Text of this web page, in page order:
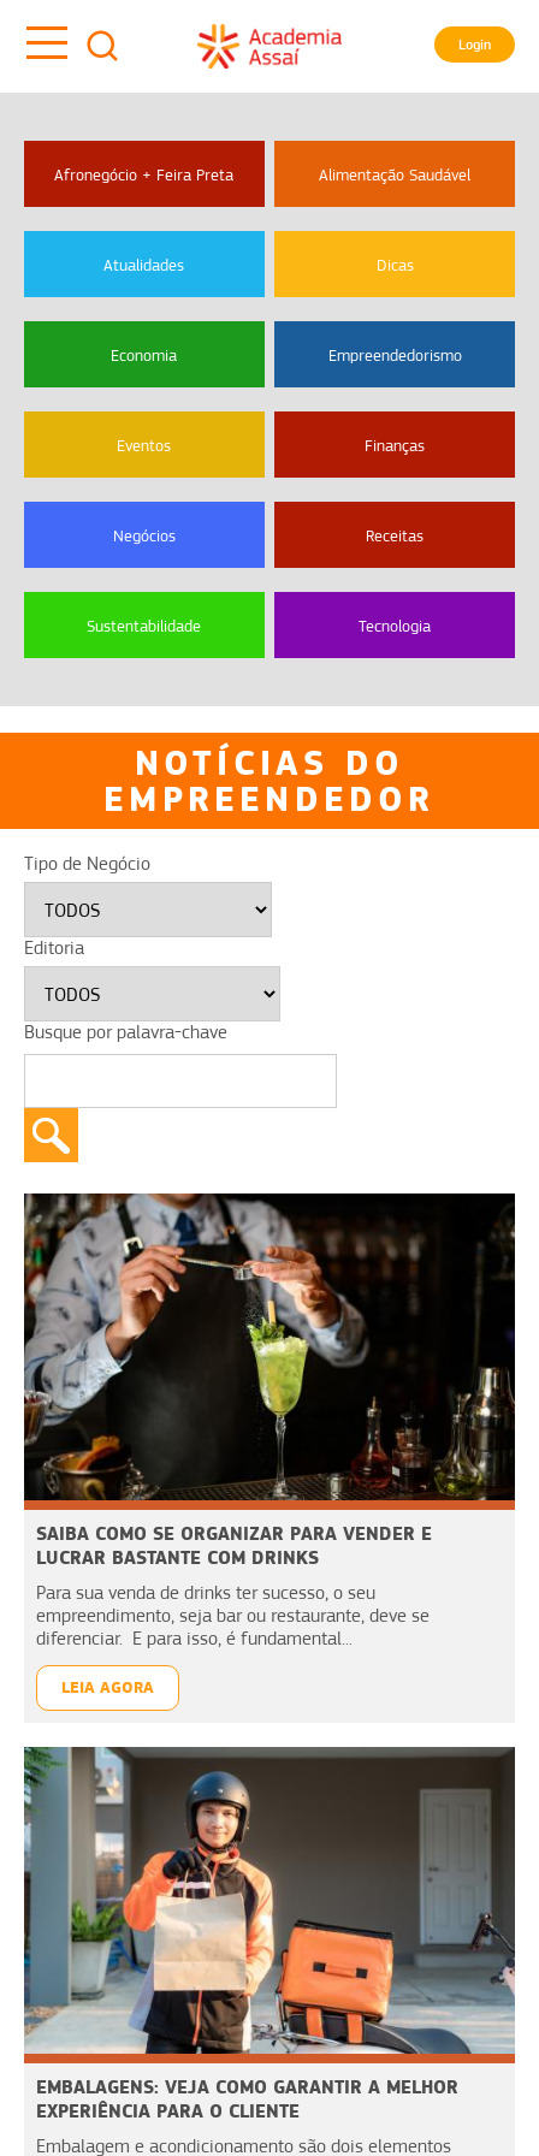
Login
Afronegócio + Feira Preta Alimentação Saudável
Atualidades Dicas
Economia Empreendedorismo
Eventos Finanças
Negócios Receitas
Sustentabilidade Tecnologia
NOTÍCIAS DO
EMPREENDEDOR
Tipo de Negócio
Editoria
Busque por palavra-chave
SAIBA COMO SE ORGANIZAR PARA VENDER E
LUCRAR BASTANTE COM DRINKS
Para sua venda de drinks ter sucesso, o seu
empreendimento, seja bar ou restaurante, deve se
diferenciar. E para isso, é fundamental...
LEIA AGORA
EMBALAGENS: VEJA COMO GARANTIR A MELHOR
EXPERIÊNCIA PARA O CLIENTE
Embalagem e acondicionamento são dois elementos